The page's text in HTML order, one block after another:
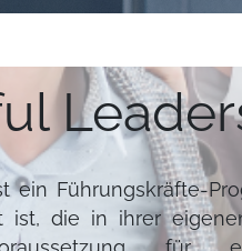
ein Führungskräfte-
ist, die in ihrer